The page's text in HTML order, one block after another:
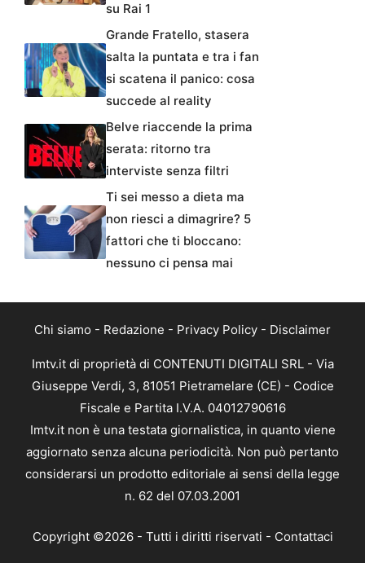
su Rai 1
Grande Fratello, stasera
salta la puntata e tra i fan
si scatena il panico: cosa
succede al reality
Belve riaccende la prima
serata: ritorno tra
interviste senza filtri
Ti sei messo a dieta ma
non riesci a dimagrire? 5
fattori che ti bloccano:
nessuno ci pensa mai
Chi siamo - Redazione - Privacy Policy - Disclaimer
Imtv.it di proprietà di CONTENUTI DIGITALI SRL - Via
Giuseppe Verdi, 3, 81051 Pietramelare (CE) - Codice
Fiscale e Partita I.V.A. 04012790616
Imtv.it non è una testata giornalistica, in quanto viene
aggiornato senza alcuna periodicità. Non può pertanto
considerarsi un prodotto editoriale ai sensi della legge
n. 62 del 07.03.2001
Copyright ©2026 - Tutti i diritti riservati - Contattaci